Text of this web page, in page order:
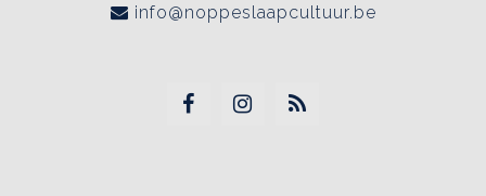
info@noppeslaapcultuur.be